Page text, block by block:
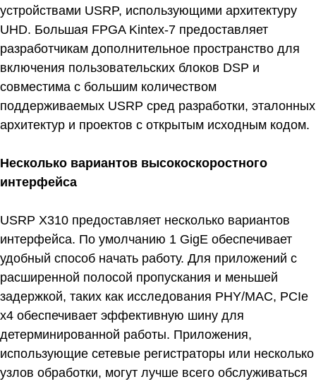
устройствами USRP, использующими архитектуру
UHD. Большая FPGA Kintex-7 предоставляет
разработчикам дополнительное пространство для
включения пользовательских блоков DSP и
совместима с большим количеством
поддерживаемых USRP сред разработки, эталонных
архитектур и проектов с открытым исходным кодом.
Несколько вариантов высокоскоростного
интерфейса
USRP X310 предоставляет несколько вариантов
интерфейса. По умолчанию 1 GigE обеспечивает
удобный способ начать работу. Для приложений с
расширенной полосой пропускания и меньшей
задержкой, таких как исследования PHY/MAC, PCIe
x4 обеспечивает эффективную шину для
детерминированной работы. Приложения,
использующие сетевые регистраторы или несколько
узлов обработки, могут лучше всего обслуживаться